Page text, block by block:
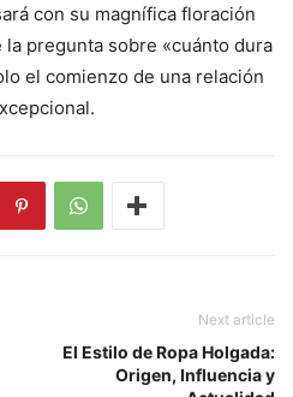
con su magnífica floración
pregunta sobre «cuánto dura
el comienzo de una relación
Next article
El Estilo de Ropa Holgada:
Origen, Influencia y